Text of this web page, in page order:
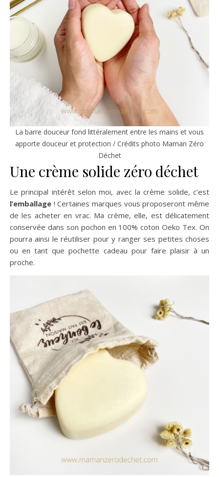
La barre douceur fond littéralement entre les mains et vous
apporte douceur et protection / Crédits photo Maman Zéro
Déchet
Une crème solide zéro déchet
Le principal intérêt selon moi, avec la crème solide, c’est
l’emballage ! Certaines marques vous proposeront même
de les acheter en vrac. Ma crème, elle, est délicatement
conservée dans son pochon en 100% coton Oeko Tex. On
pourra ainsi le réutiliser pour y ranger ses petites choses
ou en tant que pochette cadeau pour faire plaisir à un
proche.